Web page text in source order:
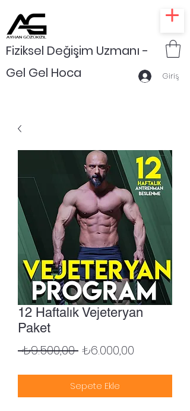
Giriş
Fiziksel Değişim Uzmanı -
Gel Gel Hoca
12 Haftalık Vejeteryan
Paket
₺9.500,00 Normal Fiyat
₺6.000,00
Sepete Ekle